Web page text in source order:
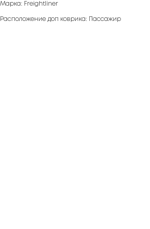
Марка: Freightliner
Расположение доп коврика: Пассажир